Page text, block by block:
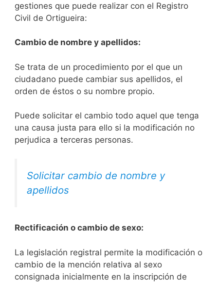
gestiones que puede realizar con el Registro
Civil de Ortigueira:
Cambio de nombre y apellidos:
Se trata de un procedimiento por el que un
ciudadano puede cambiar sus apellidos, el
orden de éstos o su nombre propio.
Puede solicitar el cambio todo aquel que tenga
una causa justa para ello si la modificación no
perjudica a terceras personas.
Solicitar cambio de nombre y
apellidos
Rectificación o cambio de sexo:
La legislación registral permite la modificación o
cambio de la mención relativa al sexo
consignada inicialmente en la inscripción de